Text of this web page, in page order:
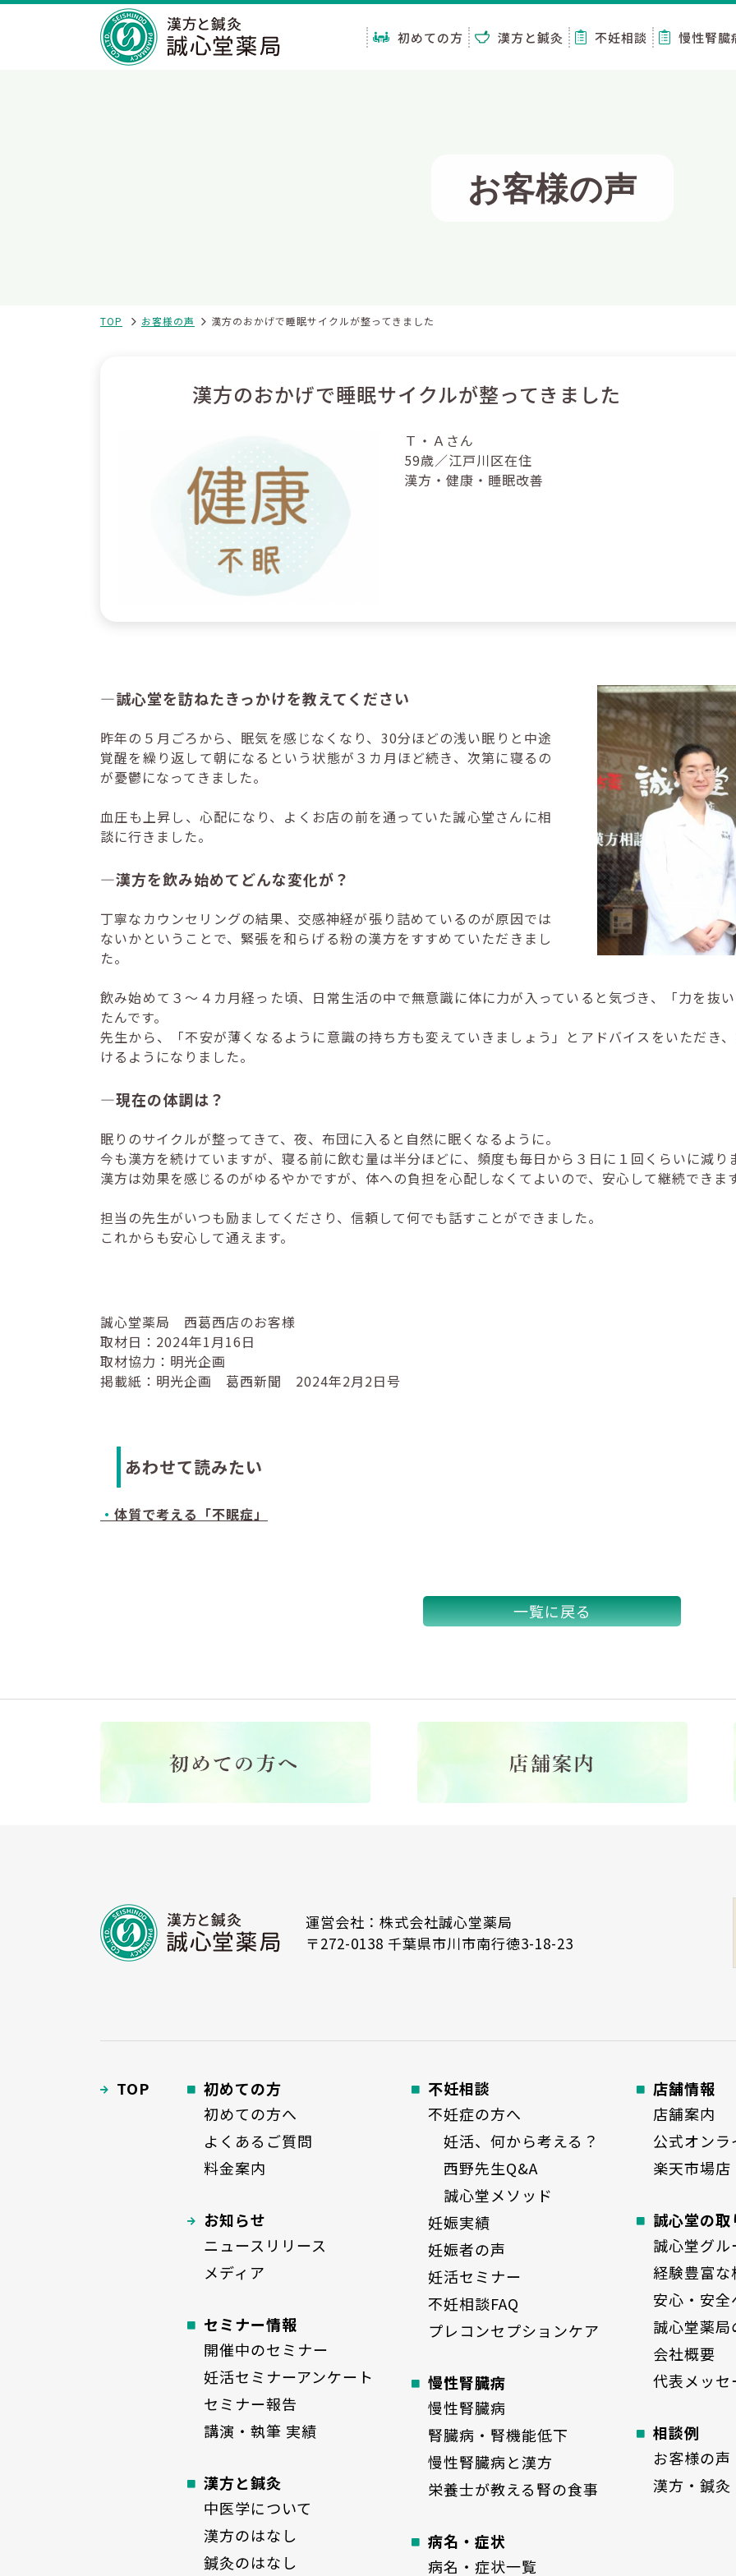
初めての方 漢方と鍼灸 不妊相談 慢性腎臓
お客様の声
TOP お客様の声 漢方のおかげで睡眠サイクルが整ってきました
漢方のおかげで睡眠サイクルが整ってきました
Ｔ・Ａさん
59歳／江戸川区在住
漢方・健康・睡眠改善
―誠心堂を訪ねたきっかけを教えてください
昨年の５月ごろから、眠気を感じなくなり、30分ほどの浅い眠りと中途
覚醒を繰り返して朝になるという状態が３カ月ほど続き、次第に寝るの
が憂鬱になってきました。
血圧も上昇し、心配になり、よくお店の前を通っていた誠心堂さんに相
談に行きました。
―漢方を飲み始めてどんな変化が？
丁寧なカウンセリングの結果、交感神経が張り詰めているのが原因では
ないかということで、緊張を和らげる粉の漢方をすすめていただきまし
た。
飲み始めて３～４カ月経った頃、日常生活の中で無意識に体に力が入っていると気づき、「力を抜
たんです。
先生から、「不安が薄くなるように意識の持ち方も変えていきましょう」とアドバイスをいただき
けるようになりました。
―現在の体調は？
眠りのサイクルが整ってきて、夜、布団に入ると自然に眠くなるように。
今も漢方を続けていますが、寝る前に飲む量は半分ほどに、頻度も毎日から３日に１回くらいに減り
漢方は効果を感じるのがゆるやかですが、体への負担を心配しなくてよいので、安心して継続できます
担当の先生がいつも励ましてくださり、信頼して何でも話すことができました。
これからも安心して通えます。
誠心堂薬局 西葛西店のお客様
取材日：2024年1月16日
取材協力：明光企画
掲載紙：明光企画 葛西新聞 2024年2月2日号
あわせて読みたい
・ 体質で考える「不眠症」
一覧に戻る
運営会社：株式会社誠心堂薬局
〒272-0138 千葉県市川市南行徳3-18-23
TOP
初めての方
初めての方へ
よくあるご質問
料金案内
お知らせ
ニュースリリース
メディア
セミナー情報
開催中のセミナー
妊活セミナーアンケート
セミナー報告
講演・執筆 実績
漢方と鍼灸
中医学について
漢方のはなし
鍼灸のはなし
不妊相談
不妊症の方へ
妊活、何から考える？
西野先生Q&A
誠心堂メソッド
妊娠実績
妊娠者の声
妊活セミナー
不妊相談FAQ
プレコンセプションケア
慢性腎臓病
慢性腎臓病
腎臓病・腎機能低下
慢性腎臓病と漢方
栄養士が教える腎の食事
病名・症状
病名・症状一覧
店舗情報
店舗案内
公式オン
楽天市場店
誠心堂の取
誠心堂グル
経験豊富な
安心・安
誠心堂薬
会社概要
代表メッセ
相談例
お客様の声
漢方・鍼